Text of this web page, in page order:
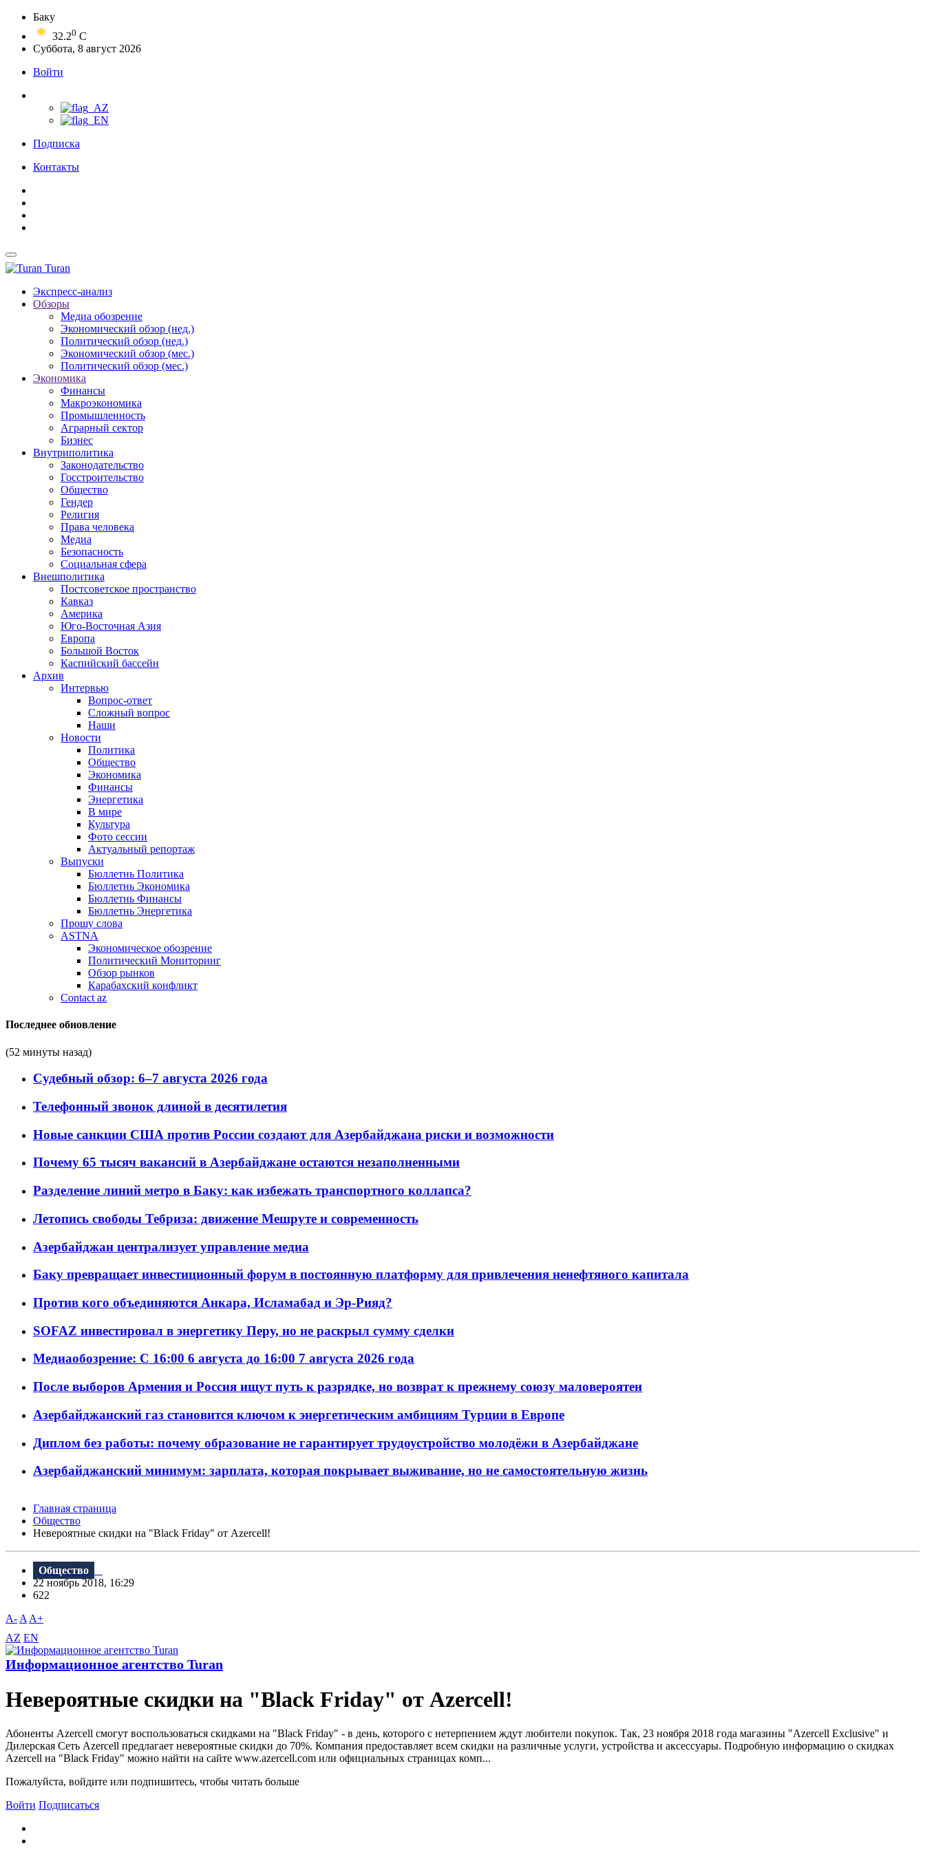
Баку
32.20 C
Суббота, 8 август 2026
Войти
Подписка
Контакты
Turan
Экспресс-анализ
Обзоры
Медиа обозрение
Экономический обзор (нед.)
Политический обзор (нед.)
Экономический обзор (мес.)
Политический обзор (мес.)
Экономика
Финансы
Макроэкономика
Промышленность
Аграрный сектор
Бизнес
Внутриполитика
Законодательство
Госстроительство
Общество
Гендер
Религия
Права человека
Медиа
Безопасность
Социальная сфера
Внешполитика
Постсоветское пространство
Кавказ
Америка
Юго-Восточная Азия
Европа
Большой Восток
Каспийский бассейн
Архив
Интервью
Вопрос-ответ
Сложный вопрос
Наши
Новости
Политика
Общество
Экономика
Финансы
Энергетика
В мире
Культура
Фото сессии
Актуальный репортаж
Выпуски
Бюллетнь Политика
Бюллетнь Экономика
Бюллетнь Финансы
Бюллетнь Энергетика
Прошу слова
ASTNA
Экономическое обозрение
Политический Мониторинг
Обзор рынков
Карабахский конфликт
Contact az
Последнее обновление
(52 минуты назад)
Судебный обзор: 6–7 августа 2026 года
Телефонный звонок длиной в десятилетия
Новые санкции США против России создают для Азербайджана риски и возможности
Почему 65 тысяч вакансий в Азербайджане остаются незаполненными
Разделение линий метро в Баку: как избежать транспортного коллапса?
Летопись свободы Тебриза: движение Мешруте и современность
Азербайджан централизует управление медиа
Баку превращает инвестиционный форум в постоянную платформу для привлечения ненефтяного капитала
Против кого объединяются Анкара, Исламабад и Эр-Рияд?
SOFAZ инвестировал в энергетику Перу, но не раскрыл сумму сделки
Медиаобозрение: С 16:00 6 августа до 16:00 7 августа 2026 года
После выборов Армения и Россия ищут путь к разрядке, но возврат к прежнему союзу маловероятен
Азербайджанский газ становится ключом к энергетическим амбициям Турции в Европе
Диплом без работы: почему образование не гарантирует трудоустройство молодёжи в Азербайджане
Азербайджанский минимум: зарплата, которая покрывает выживание, но не самостоятельную жизнь
Главная страница
Общество
Невероятные скидки на "Black Friday" от Azercell!
Общество
22 ноябрь 2018, 16:29
622
A- A A+
AZ EN
Информационное агентство Turan
Невероятные скидки на "Black Friday" от Azercell!
Абоненты Azercell смогут воспользоваться скидками на "Black Friday" - в день, которого с нетерпением ждут любители покупок. Так, 23 ноября 2018 года магазины "Azercell Exclusive" и
Дилерская Сеть Azercell предлагает невероятные скидки до 70%. Компания предоставляет всем скидки на различные услуги, устройства и аксессуары. Подробную информацию о скидках
Azercell на "Black Friday" можно найти на сайте www.azercell.com или официальных страницах комп...
Пожалуйста, войдите или подпишитесь, чтобы читать больше
Войти Подписаться